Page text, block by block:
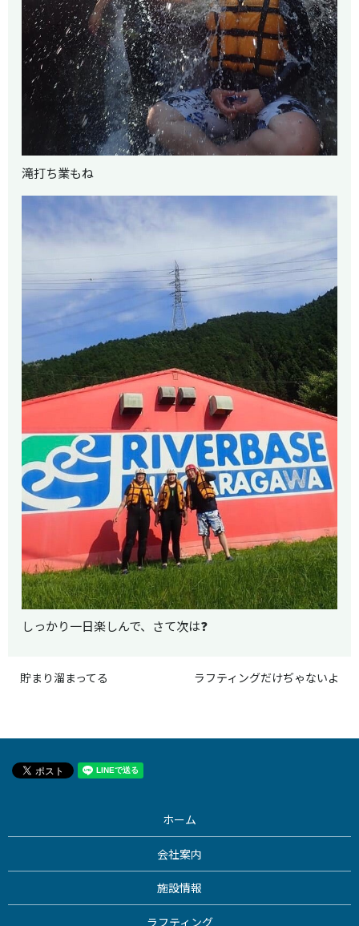
滝打ち業もね
しっかり一日楽しんで、さて次は❓
貯まり溜まってる ラフティングだけぢゃないよ
ホーム
会社案内
施設情報
ラフティング